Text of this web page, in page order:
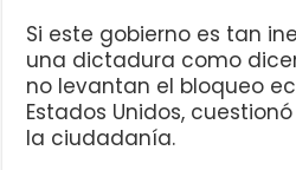
Si este gobierno es tan
una dictadura como
no levantan el bloqueo
Estados Unidos,
la ciudadanía.